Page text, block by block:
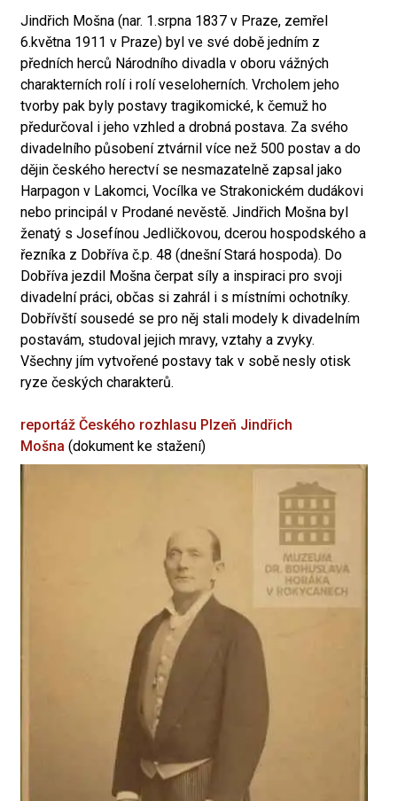
Jindřich Mošna (nar. 1.srpna 1837 v Praze, zemřel
6.května 1911 v Praze) byl ve své době jedním z
předních herců Národního divadla v oboru vážných
charakterních rolí i rolí veseloherních. Vrcholem jeho
tvorby pak byly postavy tragikomické, k čemuž ho
předurčoval i jeho vzhled a drobná postava. Za svého
divadelního působení ztvárnil více než 500 postav a do
dějin českého herectví se nesmazatelně zapsal jako
Harpagon v Lakomci, Vocílka ve Strakonickém dudákovi
nebo principál v Prodané nevěstě. Jindřich Mošna byl
ženatý s Josefínou Jedličkovou, dcerou hospodského a
řezníka z Dobříva č.p. 48 (dnešní Stará hospoda). Do
Dobříva jezdil Mošna čerpat síly a inspiraci pro svoji
divadelní práci, občas si zahrál i s místními ochotníky.
Dobřívští sousedé se pro něj stali modely k divadelním
postavám, studoval jejich mravy, vztahy a zvyky.
Všechny jím vytvořené postavy tak v sobě nesly otisk
ryze českých charakterů.
reportáž Českého rozhlasu Plzeň Jindřich
Mošna (dokument ke stažení)